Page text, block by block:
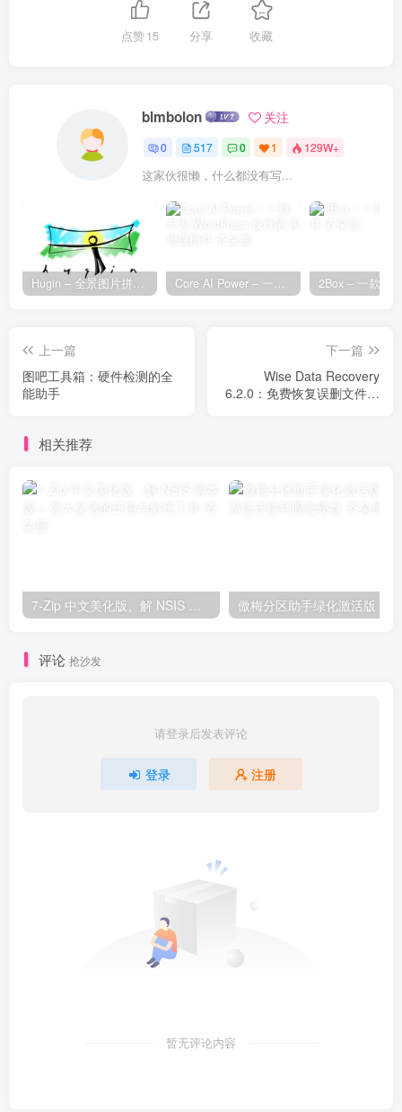
点赞15 分享 收藏
blmbolon 关注
0 517 0 1 129W+
这家伙很懒，什么都没有写...
Hugin – 全景图片拼接工具 Core AI Power – 一款专为 WordPress 设计的 AI 增强插件
上一篇
图吧工具箱：硬件检测的全
能助手
下一篇
Wise Data Recovery
6.2.0：免费恢复误删文件的
相关推荐
7-Zip 中文美化版、解 NSIS 脚本版 – 强大灵活的压缩与解压工具
评论 抢沙发
请登录后发表评论
登录 注册
暂无评论内容